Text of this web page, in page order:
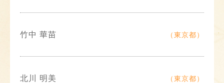
竹中 華苗 （東京都）
北川 明美 （東京都）